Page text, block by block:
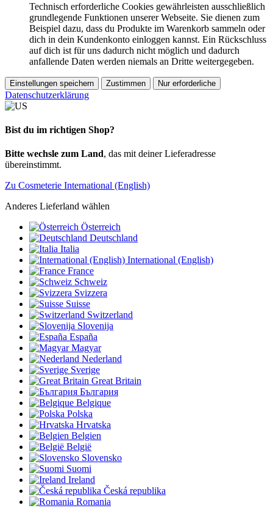
Technisch erforderliche Cookies gewährleisten ausschließlich
grundlegende Funktionen unserer Webseite. Sie dienen zum
Beispiel dazu, dass du Produkte im Warenkorb sammeln oder
dich in dein Kundenkonto einloggen kannst. Ein Rückschluss
auf dich ist für uns dadurch nicht möglich und dadurch
anfallende Daten werden niemals an Dritte weitergegeben.
Einstellungen speichern Zustimmen Nur erforderliche
Datenschutzerklärung
Bist du im richtigen Shop?
Bitte wechsle zum Land, das mit deiner Lieferadresse
übereinstimmt.
Zu Cosmeterie International (English)
Anderes Lieferland wählen
Österreich
Deutschland
Italia
International (English)
France
Schweiz
Svizzera
Suisse
Switzerland
Slovenija
España
Magyar
Nederland
Sverige
Great Britain
България
Belgique
Polska
Hrvatska
Belgien
België
Slovensko
Suomi
Ireland
Česká republika
Romania